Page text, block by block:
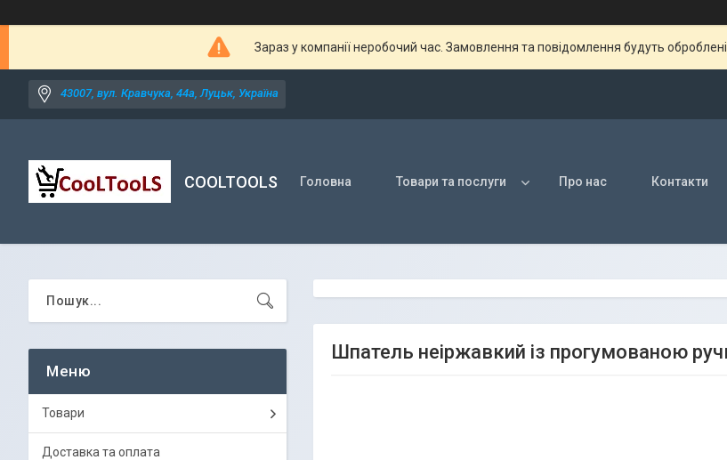
Зараз у компанії неробочий час. Замовлення та повідомлення будуть
43007, вул. Кравчука, 44а, Луцьк, Україна
COOLTOOLS Головна Товари та послуги Про нас Контакти
Шпатель неіржавкий із прогумованою
Товари
Доставка та оплата